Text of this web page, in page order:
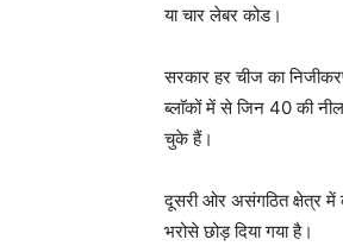
या चार लेबर कोड।
सरकार हर चीज का
ब्लाॅकों में से जिन 40 की
चुके हैं।
दूसरी ओर असंगठित क्षेत्र
भरोसे छोड़ दिया गया है।